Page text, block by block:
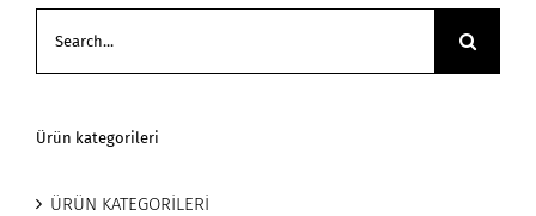
Ürün kategorileri
ÜRÜN KATEGORİLERİ